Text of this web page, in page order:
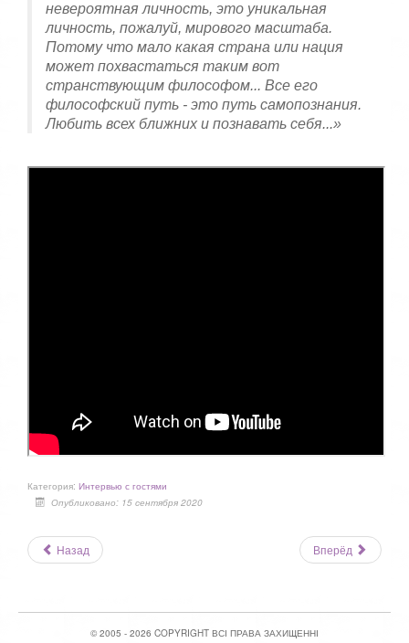
невероятная личность, это уникальная
личность, пожалуй, мирового масштаба.
Потому что мало какая страна или нация
может похвастаться таким вот
странствующим философом... Все его
философский путь - это путь самопознания.
Любить всех ближних и познавать себя...»
Категория: Интервью с гостями
Опубликовано: 15 сентября 2020
Назад Вперёд
© 2005 - 2026 COPYRIGHT ВСІ ПРАВА ЗАХИЩЕННІ